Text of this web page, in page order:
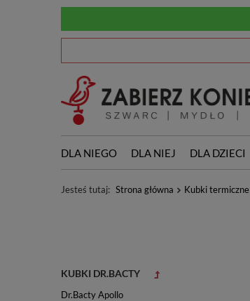
DLA NIEGO DLA NIEJ DLA DZIECI
Jesteś tutaj: Strona główna Kubki termiczne
KUBKI DR.BACTY
Dr.Bacty Apollo